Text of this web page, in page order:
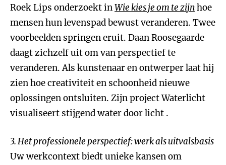
Roek Lips onderzoekt inWie kies je om te zijnhoe
mensen hun levenspad bewust veranderen. Twee
voorbeelden springen eruit. Daan Roosegaarde
daagt zichzelf uit om van perspectief te
veranderen. Als kunstenaar en ontwerper laat hij
zien hoe creativiteit en schoonheid nieuwe
oplossingen ontsluiten. Zijn project Waterlicht
visualiseert stijgend water door licht .
3. Het professionele perspectief: werk als uitvalsbasis
Uw werkcontext biedt unieke kansen om